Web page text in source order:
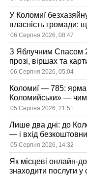
У Коломиї
власність громади:
06 Серпня 2026, 08:47
З Яблучним Спасом
прозі, віршах та
06 Серпня 2026, 05:04
Коломиї — 785:
Коломийськи» —
05 Серпня 2026, 21:51
Лише два дні: до
— і вхід
05 Серпня 2026, 14:32
Як місцеві онлайн-
знаходити послуги у